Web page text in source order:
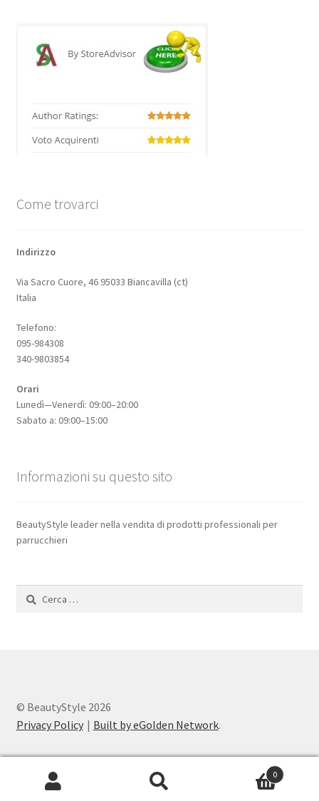
Come trovarci
Indirizzo
Via Sacro Cuore, 46 95033 Biancavilla (ct)
Italia
Telefono:
095-984308
340-9803854
Orari
Lunedì—Venerdì: 09:00–20:00
Sabato a: 09:00–15:00
Informazioni su questo sito
BeautyStyle leader nella vendita di prodotti professionali per
parrucchieri
Ricerca
© BeautyStyle 2026
Privacy Policy
Built by eGolden Network.
0